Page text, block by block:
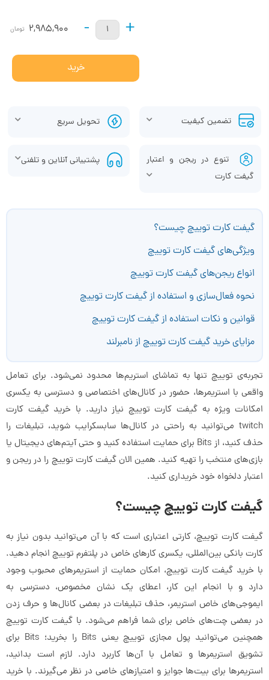
+
-
2,985,900 تومان
خرید
تضمین کیفیت تحویل سریع
تنوع در ریجن و اعتبار
گیفت کارت
پشتیبانی آنلاین و تلفنی
گیفت کارت توییچ چیست؟
ویژگی‌های گیفت کارت توییچ
انواع ریجن‌های گیفت کارت توییچ
نحوه فعال‌سازی و استفاده از گیفت کارت توییچ
قوانین و نکات استفاده از گیفت کارت توییچ
مزایای خرید گیفت کارت توییچ از نامبرلند
تجربه‌ی توییچ تنها به تماشای استریم‌ها محدود نمی‌شود. برای تعامل
واقعی با استریمرها، حضور در کانال‌های اختصاصی و دسترسی به یکسری
امکانات ویژه به گیفت کارت توییچ نیاز دارید. با خرید گیفت کارت
twitch می‌توانید به راحتی در کانال‌ها سابسکرایب شوید، تبلیغات را
حذف کنید، از Bits برای حمایت استفاده کنید و حتی آیتم‌های دیجیتال یا
بازی‌های منتخب را تهیه کنید. همین الان گیفت کارت توییچ را در ریجن و
اعتبار دلخواه خود خریداری کنید.
گیفت کارت توییچ چیست؟
گیفت کارت توییچ، کارتی اعتباری است که با آن می‌توانید بدون نیاز به
کارت بانکی بین‌المللی، یکسری کارهای خاص در پلتفرم توییچ انجام دهید.
با خرید گیفت کارت توییچ، امکان حمایت از استریمرهای محبوب وجود
دارد و با انجام این کار، اعطای یک نشان مخصوص، دسترسی به
ایموجی‌های خاص استریمر، حذف تبلیغات در بعضی کانال‌ها و حرف زدن
در بعضی چت‌های خاص برای شما فراهم می‌شود. با گیفت کارت توییچ
همچنین می‌توانید پول مجازی توییچ یعنی Bits را بخرید؛ Bits برای
تشویق استریمرها و تعامل با آن‌ها کاربرد دارد. لازم است بدانید،
استریمرها برای بیت‌ها جوایز و امتیازهای خاصی در نظر می‌گیرند. با خرید